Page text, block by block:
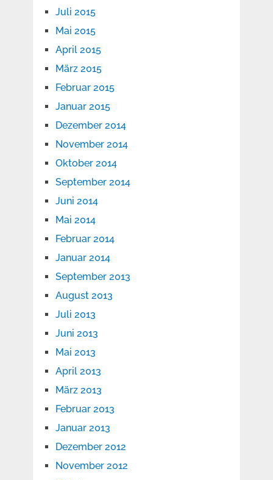
Juli 2015
Mai 2015
April 2015
März 2015
Februar 2015
Januar 2015
Dezember 2014
November 2014
Oktober 2014
September 2014
Juni 2014
Mai 2014
Februar 2014
Januar 2014
September 2013
August 2013
Juli 2013
Juni 2013
Mai 2013
April 2013
März 2013
Februar 2013
Januar 2013
Dezember 2012
November 2012